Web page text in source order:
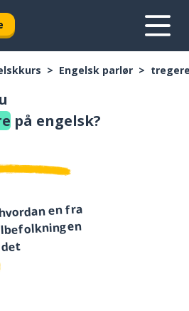
Engelsk parlør
på engelsk?
en fra